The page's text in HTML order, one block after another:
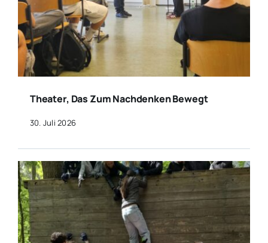
Theater, Das Zum Nachdenken Bewegt
30. Juli 2026